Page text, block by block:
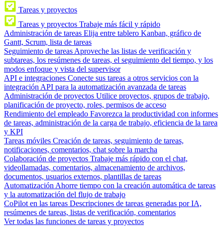
Tareas y proyectos
Tareas y proyectos Trabaje más fácil y rápido
Administración de tareas Elija entre tablero Kanban, gráfico de
Gantt, Scrum, lista de tareas
Seguimiento de tareas Aproveche las listas de verificación y
subtareas, los resúmenes de tareas, el seguimiento del tiempo, y los
modos enfoque y vista del supervisor
API e integraciones Conecte sus tareas a otros servicios con la
integración API para la automatización avanzada de tareas
Administración de proyectos Utilice proyectos, grupos de trabajo,
planificación de proyecto, roles, permisos de acceso
Rendimiento del empleado Favorezca la productividad con informes
de tareas, administración de la carga de trabajo, eficiencia de la tarea
y KPI
Tareas móviles Creación de tareas, seguimiento de tareas,
notificaciones, comentarios, chat sobre la marcha
Colaboración de proyectos Trabaje más rápido con el chat,
videollamadas, comentarios, almacenamiento de archivos,
documentos, usuarios externos, plantillas de tareas
Automatización Ahorre tiempo con la creación automática de tareas
y la automatización del flujo de trabajo
CoPilot en las tareas Descripciones de tareas generadas por IA,
resúmenes de tareas, listas de verificación, comentarios
Ver todas las funciones de tareas y proyectos